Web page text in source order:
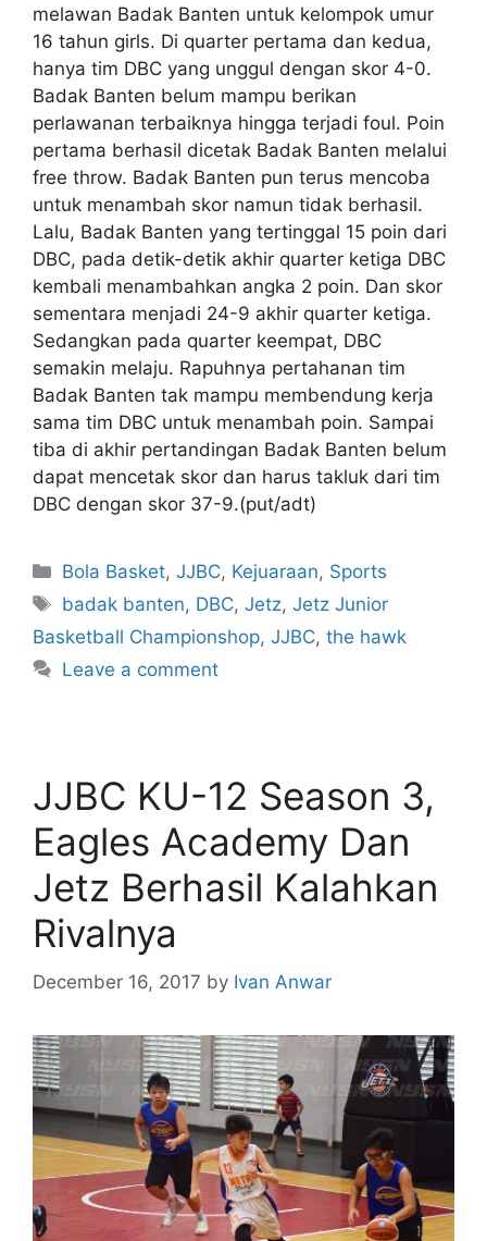
melawan Badak Banten untuk kelompok umur
16 tahun girls. Di quarter pertama dan kedua,
hanya tim DBC yang unggul dengan skor 4-0.
Badak Banten belum mampu berikan
perlawanan terbaiknya hingga terjadi foul. Poin
pertama berhasil dicetak Badak Banten melalui
free throw. Badak Banten pun terus mencoba
untuk menambah skor namun tidak berhasil.
Lalu, Badak Banten yang tertinggal 15 poin dari
DBC, pada detik-detik akhir quarter ketiga DBC
kembali menambahkan angka 2 poin. Dan skor
sementara menjadi 24-9 akhir quarter ketiga.
Sedangkan pada quarter keempat, DBC
semakin melaju. Rapuhnya pertahanan tim
Badak Banten tak mampu membendung kerja
sama tim DBC untuk menambah poin. Sampai
tiba di akhir pertandingan Badak Banten belum
dapat mencetak skor dan harus takluk dari tim
DBC dengan skor 37-9.(put/adt)
Bola Basket,JJBC, Kejuaraan, Sports
badak banten, DBC,Jetz,Jetz Junior
Basketball Championshop, JJBC, the hawk
Leave a comment
JJBC KU-12 Season 3,
Eagles Academy Dan
Jetz Berhasil Kalahkan
Rivalnya
December 16, 2017 by Ivan Anwar